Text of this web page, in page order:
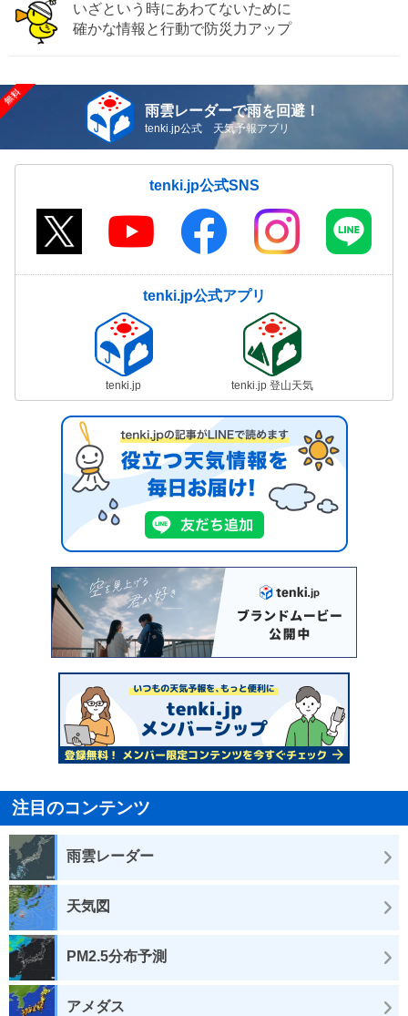
いざという時にあわてないために
確かな情報と行動で防災力アップ
雨雲レーダーで雨を回避！
tenki.jp公式 天気予報アプリ
tenki.jp公式SNS
tenki.jp公式アプリ
tenki.jp tenki.jp 登山天気
注目のコンテンツ
雨雲レーダー
天気図
PM2.5分布予測
アメダス